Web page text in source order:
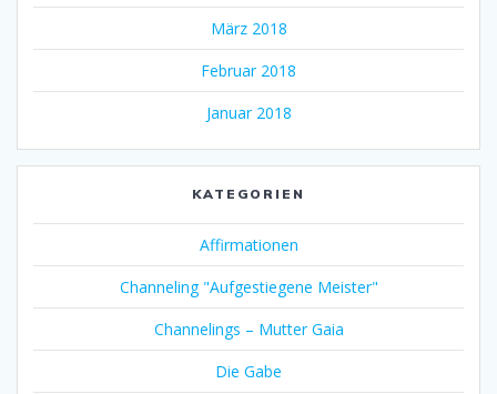
März 2018
Februar 2018
Januar 2018
KATEGORIEN
Affirmationen
Channeling "Aufgestiegene Meister"
Channelings – Mutter Gaia
Die Gabe